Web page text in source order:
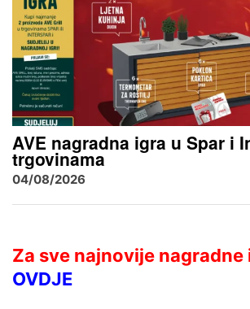
AVE nagradna igra u Spar i
trgovinama
04/08/2026
Za sve najnovije nagradne
OVDJE